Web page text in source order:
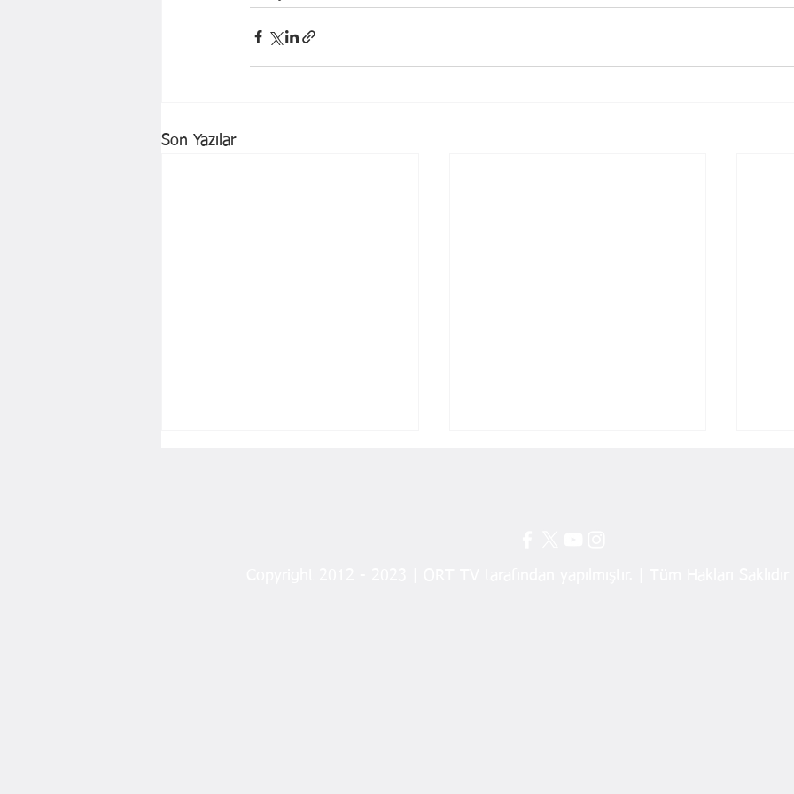
Son Yazılar